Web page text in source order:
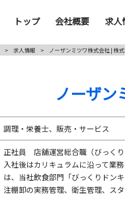
トップ 会社概要 求人
> 求人情報 > ノーザンミツワ株式会社 | 株
ノーザン
調理・栄養士、販売・サービス
正社員 店舗運営総合職（びっくり
入社後はカリキュラムに沿って業
は、当社飲食部門「びっくりドン
注棚卸の実務管理、衛生管理、ス